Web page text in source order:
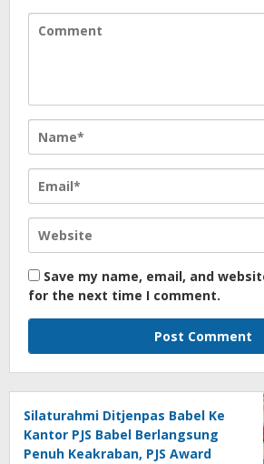
Save my name, email, and
for the next time I comment.
Silaturahmi Ditjenpas Babel Ke
Kantor PJS Babel Berlangsung
Penuh Keakraban, PJS Award